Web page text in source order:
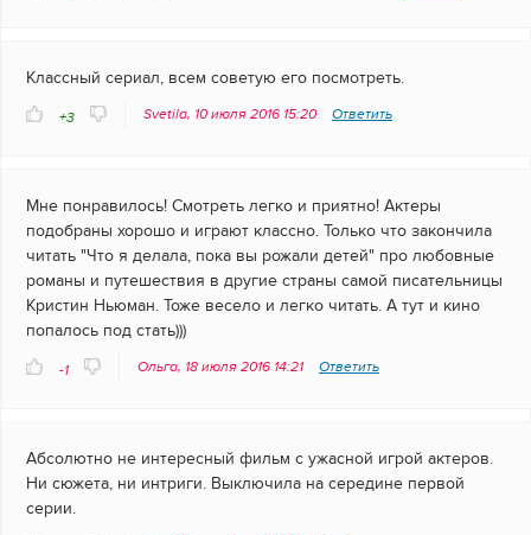
Классный сериал, всем советую его посмотреть.
+3 Svetila, 10 июля 2016 15:20 Ответить
Мне понравилось! Смотреть легко и приятно! Актеры
подобраны хорошо и играют классно. Только что закончила
читать "Что я делала, пока вы рожали детей" про любовные
романы и путешествия в другие страны самой писательницы
Кристин Ньюман. Тоже весело и легко читать. А тут и кино
попалось под стать)))
-1 Ольга, 18 июля 2016 14:21 Ответить
Абсолютно не интересный фильм с ужасной игрой актеров.
Ни сюжета, ни интриги. Выключила на середине первой
серии.